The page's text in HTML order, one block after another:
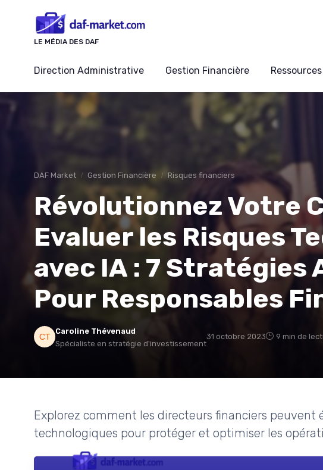
LE MÉDIA DES DAF
Direction Administrative Gestion Financière
DAF Market Gestion Financière Risques financiers
Révolutionnez Votre
Evaluer les Risques
avec IA : 7 Stratégies
Pour Responsables
Caroline Thévenaud
Spécialiste en stratégie d'investissement
31 octobre 2023 9 min de
Explorez comment les directeurs financiers peuvent
technologiques pour protéger et optimiser les